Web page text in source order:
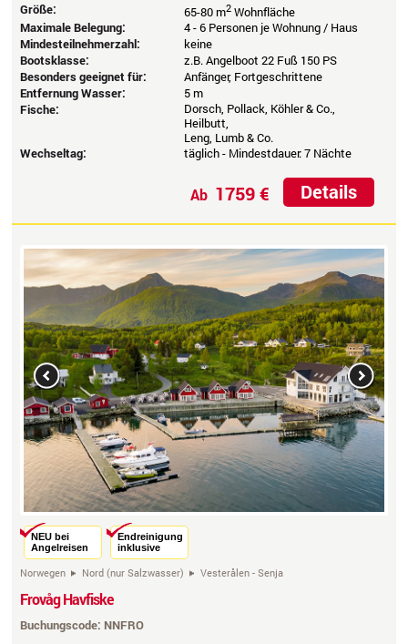
Größe: 65-80 m2Wohnfläche
Maximale Belegung:
4 - 6 Personen je Wohnung / Haus
Mindesteilnehmerzahl:
keine
Bootsklasse:
z.B. Angelboot 22 Fuß 150 PS
Besonders geeignet für:
Anfänger, Fortgeschrittene
Entfernung Wasser:
5 m
Fische:
Dorsch, Pollack, Köhler & Co.,
Heilbutt,
Leng, Lumb & Co.
Wechseltag:
täglich - Mindestdauer: 7 Nächte
Details
Ab 1759 €
Previous Next
NEU bei
Angelreisen
Endreinigung
inklusive
Norwegen Nord (nur Salzwasser) Vesterålen - Senja
Frovåg Havfiske
Buchungscode: NNFRO